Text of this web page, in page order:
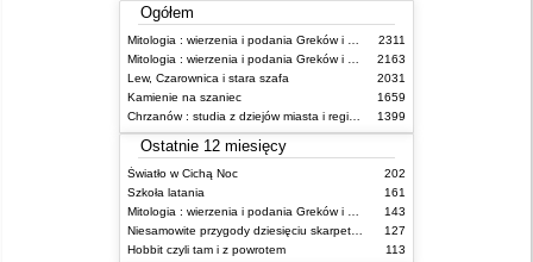
Ogółem
2311
2163
Lew, Czarownica i stara szafa
2031
Kamienie na szaniec
1659
1399
Ostatnie 12 miesięcy
Światło w Cichą Noc
202
Szkoła latania
161
143
127
Hobbit czyli tam i z powrotem
113